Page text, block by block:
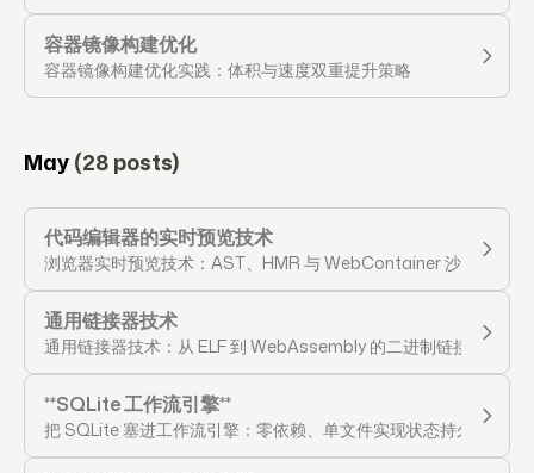
容器镜像构建优化
容器镜像构建优化实践：体积与速度双重提升策略
May(28 posts)
代码编辑器的实时预览技术
浏览器实时预览技术：AST、HMR 与 WebContainer 沙箱原理
通用链接器技术
通用链接器技术：从 ELF 到 WebAssembly 的二进制链接演进
**SQLite 工作流引擎**
把 SQLite 塞进工作流引擎：零依赖、单文件实现状态持久与并发